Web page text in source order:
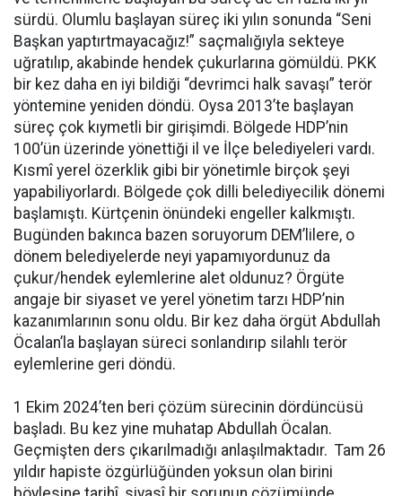
sürdü. Olumlu başlayan süreç iki yılın sonunda “Seni
Başkan yaptırtmayacağız!” saçmalığıyla sekteye
uğratılıp, akabinde hendek çukurlarına gömüldü. PKK
bir kez daha en iyi bildiği “devrimci halk savaşı” terör
yöntemine yeniden döndü. Oysa 2013’te başlayan
süreç çok kıymetli bir girişimdi. Bölgede HDP’nin
100’ün üzerinde yönettiği il ve İlçe belediyeleri vardı.
Kısmî yerel özerklik gibi bir yönetimle birçok şeyi
yapabiliyorlardı. Bölgede çok dilli belediyecilik dönemi
başlamıştı. Kürtçenin önündeki engeller kalkmıştı.
Bugünden bakınca bazen soruyorum DEM’lilere, o
dönem belediyelerde neyi yapamıyordunuz da
çukur/hendek eylemlerine alet oldunuz? Örgüte
angaje bir siyaset ve yerel yönetim tarzı HDP’nin
kazanımlarının sonu oldu. Bir kez daha örgüt Abdullah
Öcalan’la başlayan süreci sonlandırıp silahlı terör
eylemlerine geri döndü.
1 Ekim 2024’ten beri çözüm sürecinin dördüncüsü
başladı. Bu kez yine muhatap Abdullah Öcalan.
Geçmişten ders çıkarılmadığı anlaşılmaktadır. Tam 26
yıldır hapiste özgürlüğünden yoksun olan birini